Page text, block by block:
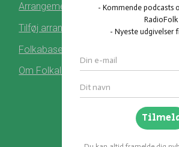
Arrangementer
Tilføj arrangement
Folkabasen
Om Folkalender
Log ind
Register